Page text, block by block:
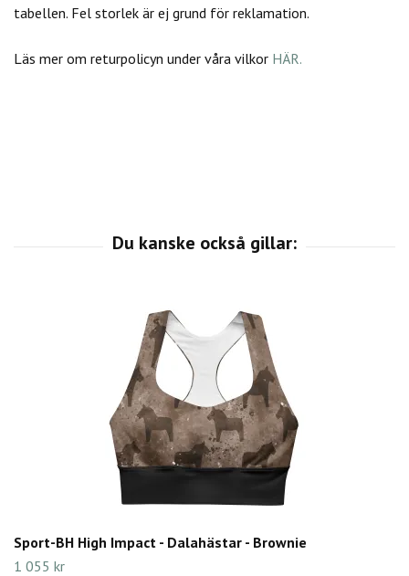
tabellen. Fel storlek är ej grund för reklamation.
Läs mer om returpolicyn under våra vilkor HÄR.
Sport-BH High Impact - Dalahästar - Brownie
1 055 kr